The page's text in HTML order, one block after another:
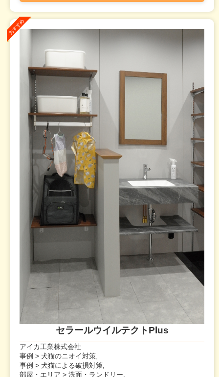
セラールウイルテクトPlus
アイカ工業株式会社
事例 > 犬猫のニオイ対策,
事例 > 犬猫による破損対策,
部屋・エリア > 洗面・ランドリー,